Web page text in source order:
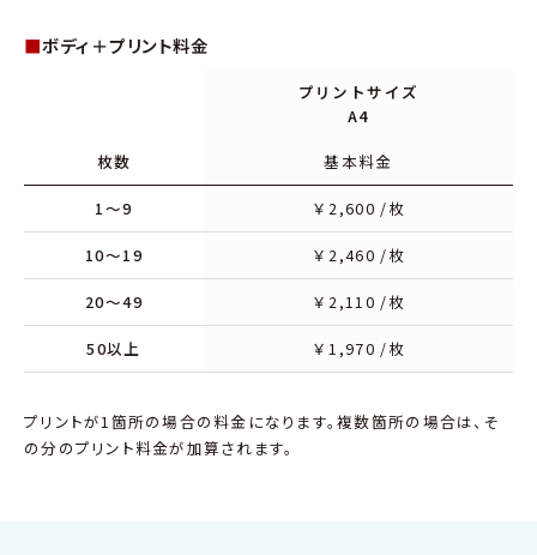
■ボディ＋プリント料金
プリントサイズ
A4
枚数
基本料金
1～9 ￥2,600 /枚
10～19 ￥2,460 /枚
20～49 ￥2,110 /枚
50以上 ￥1,970 /枚
プリントが1箇所の場合の料金になります。複数箇所の場合は、そ
の分のプリント料金が加算されます。